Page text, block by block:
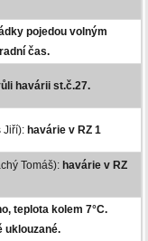
pojedou volným
čas.
havárii st.č.27.
Jiří): havárie v RZ 1
Tomáš): havárie v RZ
teplota kolem 7°C.
uklouzané.